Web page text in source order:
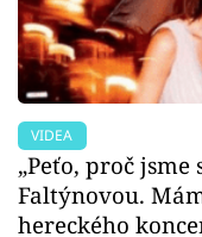
VIDEA
„Peťo, proč
Faltýnovou.
hereckého